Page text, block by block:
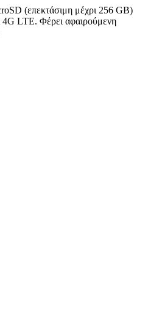
(επεκτάσιμη μέχρι 256 GB)
LTE. Φέρει αφαιρούμενη